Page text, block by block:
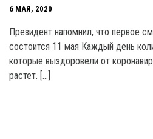
6 МАЯ, 2020
Президент напомнил, что первое
состоится 11 мая Каждый день
которые выздоровели от
растет. […]